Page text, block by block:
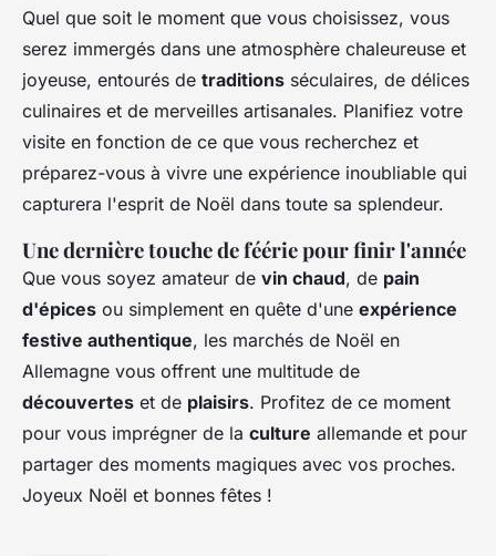
Quel que soit le moment que vous choisissez, vous
serez immergés dans une atmosphère chaleureuse et
joyeuse, entourés de traditions séculaires, de délices
culinaires et de merveilles artisanales. Planifiez votre
visite en fonction de ce que vous recherchez et
préparez-vous à vivre une expérience inoubliable qui
capturera l'esprit de Noël dans toute sa splendeur.
Une dernière touche de féérie pour finir l'année
Que vous soyez amateur de vin chaud, de pain
d'épices ou simplement en quête d'une expérience
festive authentique, les marchés de Noël en
Allemagne vous offrent une multitude de
découvertes et de plaisirs. Profitez de ce moment
pour vous imprégner de la culture allemande et pour
partager des moments magiques avec vos proches.
Joyeux Noël et bonnes fêtes !